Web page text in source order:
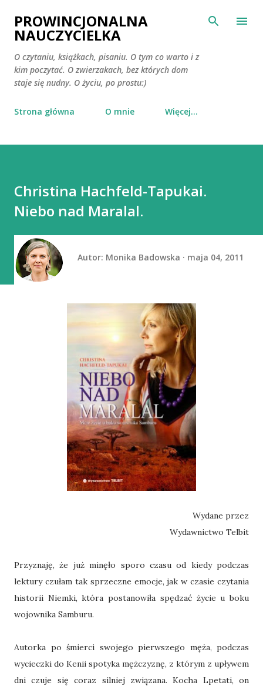
Przejdź do głównej zawartości
PROWINCJONALNA
NAUCZYCIELKA
O czytaniu, książkach, pisaniu. O tym co warto i z
kim poczytać. O zwierzakach, bez których dom
staje się nudny. O życiu, po prostu:)
Strona główna O mnie Więcej…
Christina Hachfeld-Tapukai.
Niebo nad Maralal.
Autor: Monika Badowska maja 04, 2011
Wydane przez
Wydawnictwo Telbit
Przyznaję, że już minęło sporo czasu od kiedy podczas
lektury czułam tak sprzeczne emocje, jak w czasie czytania
historii Niemki, która postanowiła spędzać życie u boku
wojownika Samburu.
Autorka po śmierci swojego pierwszego męża, podczas
wycieczki do Kenii spotyka mężczyznę, z którym z upływem
dni czuje się coraz silniej związana. Kocha Lpetati, on